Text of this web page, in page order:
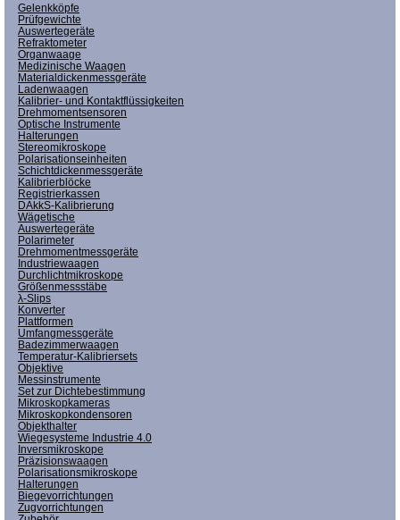
Gelenkköpfe
Prüfgewichte
Auswertegeräte
Refraktometer
Organwaage
Medizinische Waagen
Materialdickenmessgeräte
Ladenwaagen
Kalibrier- und Kontaktflüssigkeiten
Drehmomentsensoren
Optische Instrumente
Halterungen
Stereomikroskope
Polarisationseinheiten
Schichtdickenmessgeräte
Kalibrierblöcke
Registrierkassen
DAkkS-Kalibrierung
Wägetische
Auswertegeräte
Polarimeter
Drehmomentmessgeräte
Industriewaagen
Durchlichtmikroskope
Größenmessstäbe
λ-Slips
Konverter
Plattformen
Umfangmessgeräte
Badezimmerwaagen
Temperatur-Kalibriersets
Objektive
Messinstrumente
Set zur Dichtebestimmung
Mikroskopkameras
Mikroskopkondensoren
Objekthalter
Wiegesysteme Industrie 4.0
Inversmikroskope
Präzisionswaagen
Polarisationsmikroskope
Halterungen
Biegevorrichtungen
Zugvorrichtungen